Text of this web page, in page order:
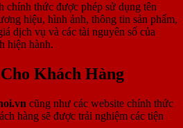
chính thức được phép sử dụng tên
hiệu, hình ảnh, thông tin sản phẩm,
dịch vụ và các tài nguyên số của
hiện hành.
Khách Hàng
cũng như các website chính thức
hàng sẽ được trải nghiệm các tiện